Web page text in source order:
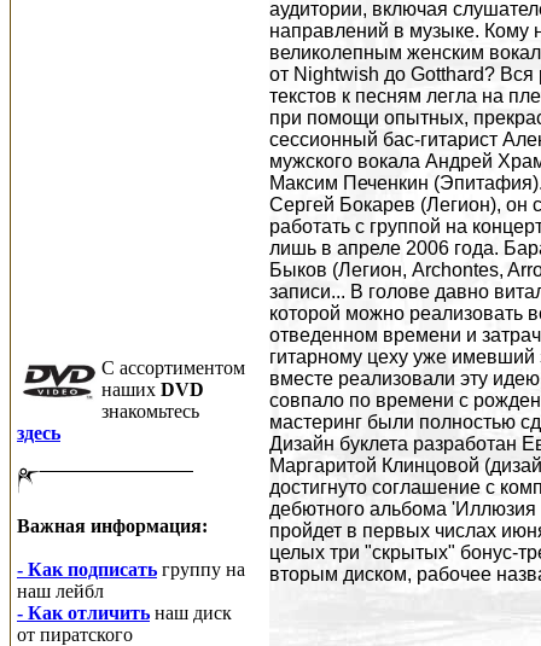
C ассортиментом
наших DVD
знакомьтесь
здесь
Важная информация:
- Как подписать группу на
наш лейбл
- Как отличить наш диск
от пиратского
аудитории, включая
направлений в музыке. Кому
великолепным женским
от Nightwish до Gotthard?
текстов к песням легла на
при помощи опытных,
сессионный бас-гитарист
мужского вокала Андрей
Максим Печенкин
Сергей Бокарев (Легион), он
работать с группой на
лишь в апреле 2006 года.
Быков (Легион, Archontes,
записи... В голове давно
которой можно реализовать
отведенном времени и
гитарному цеху уже имевший
вместе реализовали эту
совпало по времени с
мастеринг были полностью
Дизайн буклета разработан
Маргаритой Клинцовой
достигнуто соглашение с
дебютного альбома 'Иллюзия
пройдет в первых числах
целых три "скрытых" бонус-
вторым диском, рабочее